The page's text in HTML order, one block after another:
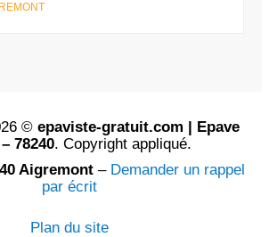
© epaviste-gratuit.com | Epave
78240. Copyright appliqué.
Aigremont – Demander un rappel
par écrit
Plan du site